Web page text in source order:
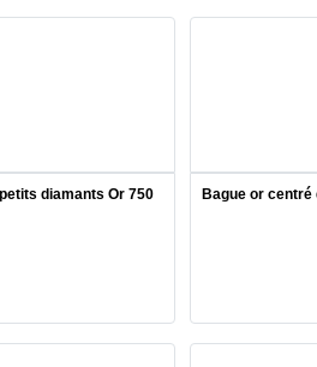
diamants Or 750
Bague or